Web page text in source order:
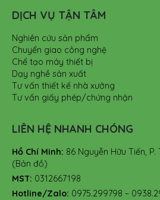
DỊCH VỤ TẬN TÂM
Nghiên cứu sản phẩm
Chuyển giao công nghệ
Chế tạo máy thiết bị
Dạy nghề sản xuất
Tư vấn thiết kế nhà xưởng
Tư vấn giấy phép/chứng nhận
LIÊN HỆ NHANH CHÓNG
Hồ Chí Minh: 86 Nguyễn Hữu Tiến, P.
(Bản đồ)
MST: 0312667198
Hotline/Zalo: 0975.299798 –